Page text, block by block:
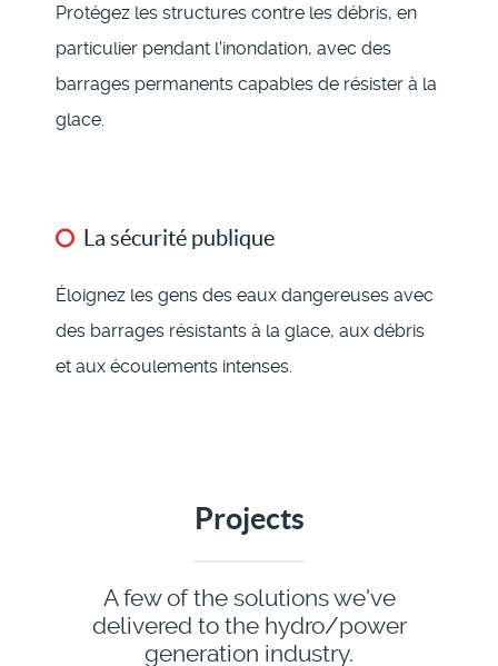
Protégez les structures contre les débris, en
particulier pendant l'inondation, avec des
barrages permanents capables de résister à la
glace.
La sécurité publique
Éloignez les gens des eaux dangereuses avec
des barrages résistants à la glace, aux débris
et aux écoulements intenses.
Projects
A few of the solutions we've
delivered to the hydro/power
generation industry.